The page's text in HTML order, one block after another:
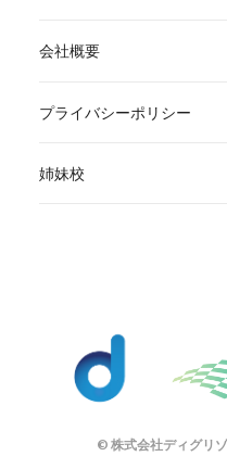
会社概要
プライバシーポリシー
姉妹校
© 株式会社ディグリ